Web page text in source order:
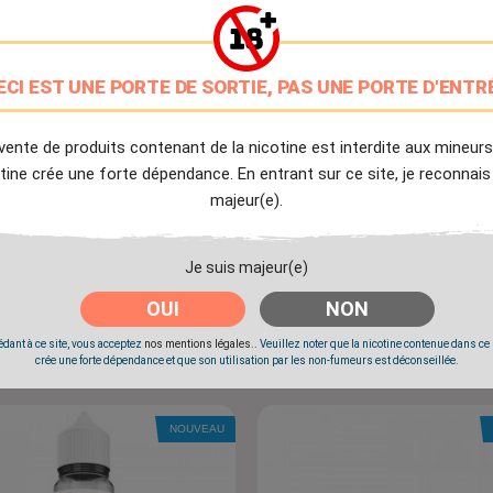
EST UNE PORTE DE SORTIE, PAS UNE PORTE
de produits contenant de la nicotine est interdite aux
crée une forte dépendance. En entrant sur ce site, je
majeur(e).
Je suis majeur(e)
OUI NON
à ce site, vous acceptez nos mentions légales.. Veuillez noter que la nicotine contenue dans
crée une forte dépendance et que son utilisation par les non-fumeurs est déconseillée.
Sugar - Liquideo Evolution
NOUVEAU
Prix
4,90 €
Black Storm - Liquideo
Prix
4,90 €
NOUVEAU